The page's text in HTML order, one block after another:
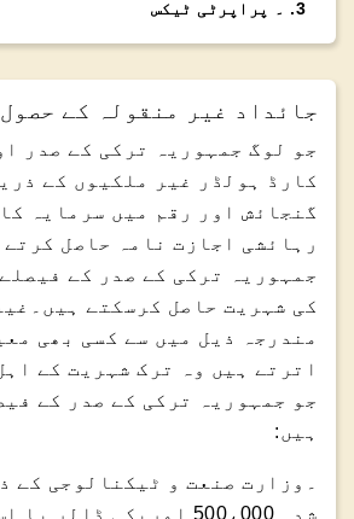
3
. ۔ پراپرٹی ٹیکس
جائداد غیر منقولہ کے
جو لوگ جمہوریہ ترکی کے صدر
کارڈ ہولڈر غیر ملکیوں کے
گنجائش اور رقم میں سرمایہ
رہائشی اجازت نامہ حاصل کرتے
جمہوریہ ترکی کے صدر کے
کی شہریت حاصل کرسکتے
مندرجہ ذیل میں سے کسی بھی
اترتے ہیں وہ ترک شہریت کے
جو جمہوریہ ترکی کے صدر کے
ہیں:
۔وزارت صنعت و ٹیکنالوجی کے
شدہ 500،000 امریکی